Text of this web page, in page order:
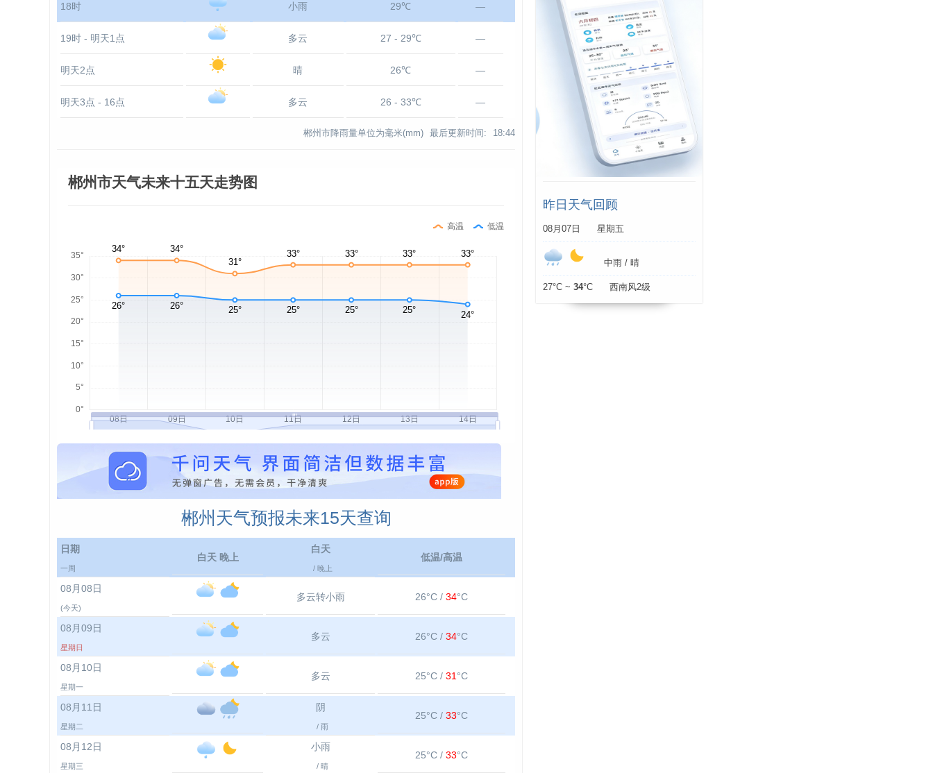
18时 小雨 29℃ —
19时 - 明天1点 多云 27 - 29℃ —
明天2点 晴 26℃ —
明天3点 - 16点 多云 26 - 33℃ —
郴州市降雨量单位为毫米(mm) 最后更新时间: 18:44
郴州市天气未来十五天走势图
高温 低温
郴州天气预报未来15天查询
日期
一周
白天 晚上
白天
/ 晚上
低温/高温
08月08日
(今天)
多云转小雨 26°C /34°C
08月09日
星期日
多云 26°C /34°C
08月10日
星期一
多云 25°C /31 °C
08月11日
星期二
阴
/ 雨
25°C /33°C
08月12日
星期三
小雨
/ 晴
25°C /33°C
昨日天气回顾
08月07日 星期五
中雨 / 晴
27°C ~ 34°C 西南风2级